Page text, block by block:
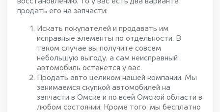
восстановлению, то у вас есть два варианта
продать его на запчасти:
Искать покупателей и продавать им
исправные элементы по отдельности. В
таком случае вы получите совсем
небольшую выгоду, а сам неисправный
автомобиль останется у вас.
Продать авто целиком нашей компании. Мы
занимаемся скупкой автомобилей на
запчасти в Омске и по всей Омской области в
любом состоянии. Кроме того, мы бесплатно